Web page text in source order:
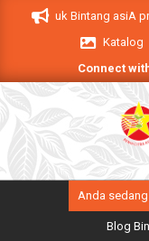
Produk Bintang asiA
Katalog
Connect
Primary
Anda
Blog